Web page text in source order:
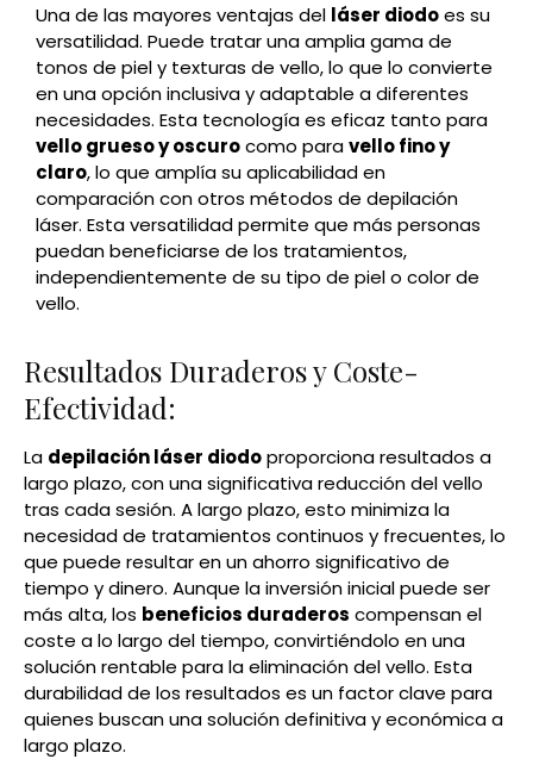
Una de las mayores ventajas del láser diodoes su
versatilidad. Puede tratar una amplia gama de
tonos de piel y texturas de vello, lo que lo convierte
en una opción inclusiva y adaptable a diferentes
necesidades. Esta tecnología es eficaz tanto para
vello grueso y oscurocomo paravello fino y
claro, lo que amplía su aplicabilidad en
comparación con otros métodos de depilación
láser. Esta versatilidad permite que más personas
puedan beneficiarse de los tratamientos,
independientemente de su tipo de piel o color de
vello.
Resultados Duraderos y Coste-
Efectividad:
La depilación láser diodoproporciona resultados a
largo plazo, con una significativa reducción del vello
tras cada sesión. A largo plazo, esto minimiza la
necesidad de tratamientos continuos y frecuentes, lo
que puede resultar en un ahorro significativo de
tiempo y dinero. Aunque la inversión inicial puede ser
más alta, los beneficios duraderos compensan el
coste a lo largo del tiempo, convirtiéndolo en una
solución rentable para la eliminación del vello. Esta
durabilidad de los resultados es un factor clave para
quienes buscan una solución definitiva y económica a
largo plazo.